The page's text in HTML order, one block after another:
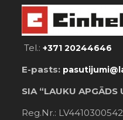
Tel.:+371 20244646
E-pasts:
SIA “LAUKU APGĀDS
Reg.Nr.: